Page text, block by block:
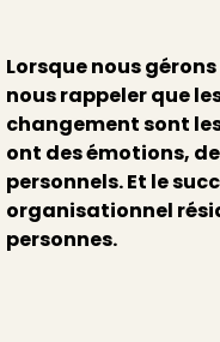
Lorsque nous
nous rappeler que
changement sont
ont des émotions,
personnels. Et le
organisationnel
personnes.